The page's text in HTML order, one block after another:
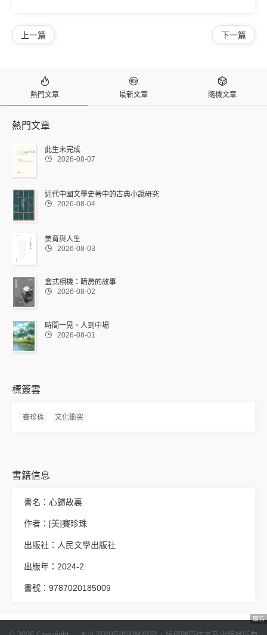
下一篇
上一篇

熱門文章

最新文章

隨機文章
熱門文章
此生未完成
 2026-08-07
近代中國文學史著中的古典小說研究
 2026-08-04
美育與人生
 2026-08-03
盒式相機：暗房的故事
 2026-08-02
時間一晃，人到中場
 2026-08-01
標簽雲
賽珍珠 文化衝突
書籍信息
書名：心歸故裏
作者：[美]賽珍珠
出版社：人民文學出版社
出版年：2024-2
書號：9787020185009
廣告